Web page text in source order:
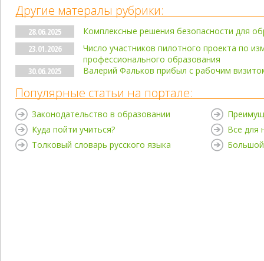
Другие матералы рубрики:
28.06.2025
Комплексные решения безопасности для
23.01.2026
Число участников пилотного проекта по
профессионального образования
30.06.2025
Валерий Фальков прибыл с рабочим
Популярные статьи на портале:
Законодательство в образовании
Куда пойти учиться?
Толковый словарь русского языка
Все для
Большой